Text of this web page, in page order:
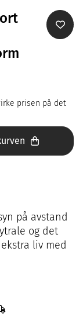
prisen på det
på avstand
og det
liv med